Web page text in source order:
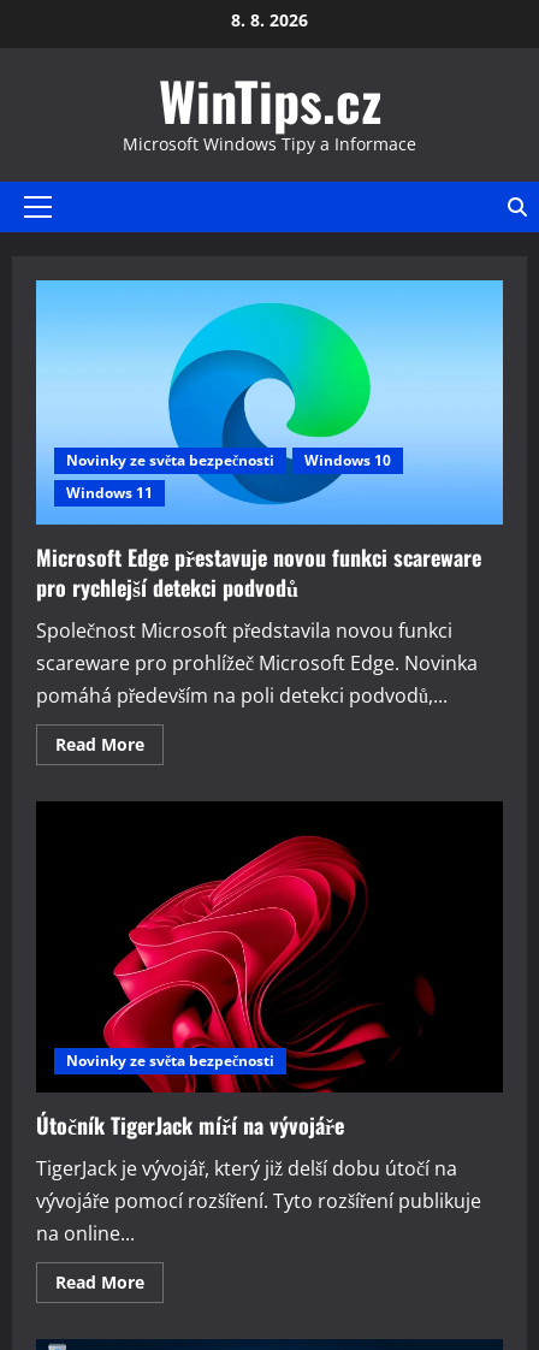
to
8. 8. 2026
WinTips.cz
Microsoft Windows Tipy a Informace
Primary
Novinky ze světa bezpečnosti
Windows 10
Windows 11
Microsoft Edge přestavuje novou funkci scareware
pro rychlejší detekci podvodů
Společnost Microsoft představila novou funkci
scareware pro prohlížeč Microsoft Edge. Novinka
pomáhá především na poli detekci podvodů,...
Read MoreRead
more
scareware
pro
rychlejší
detekci
podvodů
Novinky ze světa bezpečnosti
Útočník TigerJack míří na vývojáře
TigerJack je vývojář, který již delší dobu útočí na
vývojáře pomocí rozšíření. Tyto rozšíření publikuje
na online...
Read MoreRead
more